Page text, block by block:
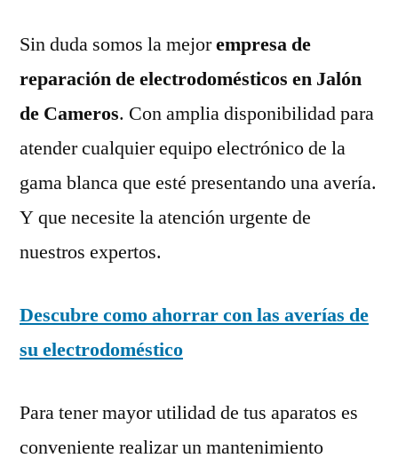
Sin duda somos la mejorempresa de
reparación de electrodomésticos en Jalón
de Cameros. Con amplia disponibilidad para
atender cualquier equipo electrónico de la
gama blanca que esté presentando una avería.
Y que necesite la atención urgente de
nuestros expertos.
Descubre como ahorrar con las averías de
su electrodoméstico
Para tener mayor utilidad de tus aparatos es
conveniente realizar un mantenimiento